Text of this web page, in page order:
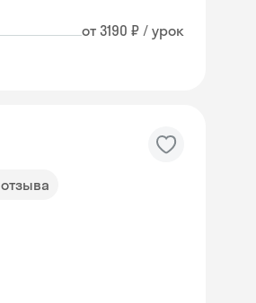
от 3190 ₽ / урок